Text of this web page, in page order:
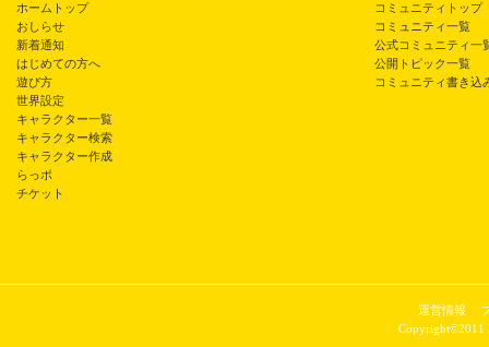
ホームトップ
おしらせ
新着通知
はじめての方へ
遊び方
世界設定
キャラクター一覧
キャラクター検索
キャラクター作成
らっポ
チケット
コミュニティトップ
コミュニティ一覧
公式コミュニティ一
公開トピック一覧
コミュニティ書き込
運営情報
Copyright©2011